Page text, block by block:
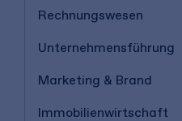
Rechnungswesen
Unternehmensführung
Marketing & Brand
Immobilienwirtschaft